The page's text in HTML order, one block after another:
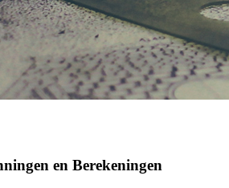
en Berekeningen